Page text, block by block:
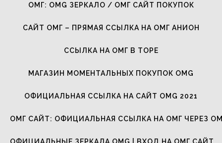
ОМГ: OMG ЗЕРКАЛО / ОМГ САЙТ ПОКУПОК
САЙТ ОМГ – ПРЯМАЯ ССЫЛКА НА ОМГ АНИОН
ССЫЛКА НА ОМГ В ТОРЕ
МАГАЗИН МОМЕНТАЛЬНЫХ ПОКУПОК OMG
ОФИЦИАЛЬНАЯ ССЫЛКА НА САЙТ OMG 2021
ОМГ САЙТ: ОФИЦИАЛЬНАЯ ССЫЛКА НА ОМГ ЧЕРЕЗ